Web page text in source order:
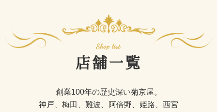
店舗一覧
創業100年の歴史深い菊京屋。
神戸、梅田、難波、阿倍野、姫路、西宮